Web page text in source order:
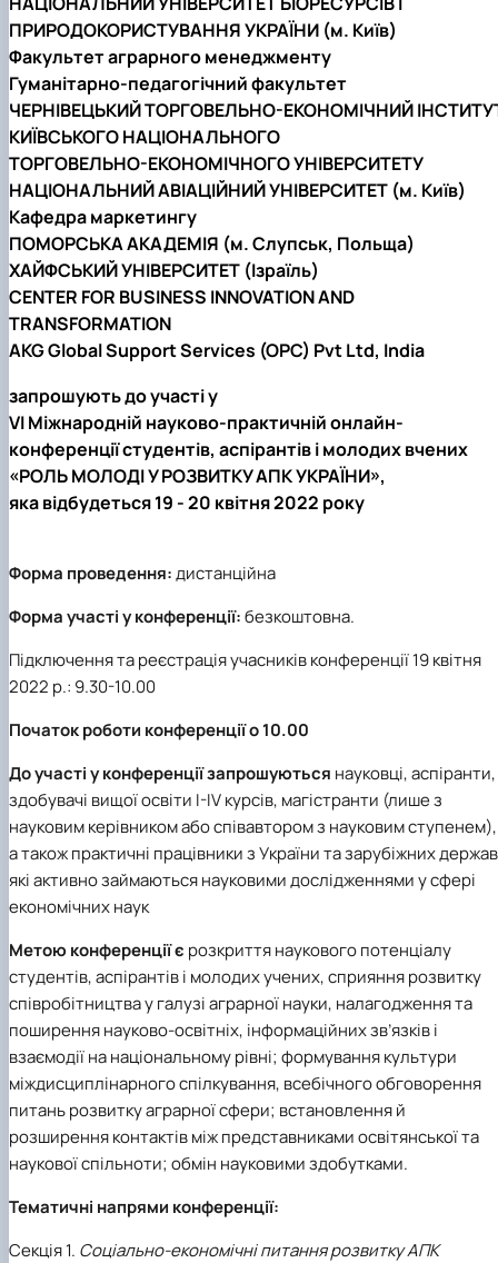
Гурток "Декоративна флористика"
Прес-студія "Ідеал"
Інструментальний ансамбль "Дивосвіт"
Мистецька студія "Вовняні мрії"
Тріо "ТоНіка"
ПРИРОДОКОРИСТУВАННЯ УКРАЇНИ (м. Київ)
Факультет аграрного менеджменту
Гуманітарно-педагогічний факультет
ЧЕРНІВЕЦЬКИЙ ТОРГОВЕЛЬНО-ЕКОНОМІЧНИЙ
КИЇВСЬКОГО НАЦІОНАЛЬНОГО
ТОРГОВЕЛЬНО-ЕКОНОМІЧНОГО УНІВЕРСИТЕТУ
НАЦІОНАЛЬНИЙ АВІАЦІЙНИЙ УНІВЕРСИТЕТ (м. Київ)
Кафедра маркетингу
ПОМОРСЬКА АКАДЕМІЯ (м. Слупськ, Польща)
ХАЙФСЬКИЙ УНІВЕРСИТЕТ (Ізраїль)
CENTER FOR BUSINESS INNOVATION AND
TRANSFORMATION
AKG Global Support Services (OPC) Pvt Ltd, India
запрошують до участі у
VI Міжнародній науково-практичній онлайн-
конференції студентів, аспірантів і молодих вчених
«РОЛЬ МОЛОДІ У РОЗВИТКУ АПК УКРАЇНИ»,
яка відбудеться 19 - 20 квітня 2022 року
Форма проведення:дистанційна
Форма участі у конференції:безкоштовна.
Підключення та реєстрація учасників конференції 19 квітня
2022 р.: 9.30-10.00
Початок роботи конференції о 10.00
До участі у конференції запрошуються науковці, аспіранти,
здобувачі вищої освіти І-ІV курсів, магістранти (лише з
науковим керівником або співавтором з науковим ступенем),
а також практичні працівники з України та зарубіжних
які активно займаються науковими дослідженнями у сфері
економічних наук
Метою конференції є розкриття наукового потенціалу
студентів, аспірантів і молодих учених, сприяння розвитку
співробітництва у галузі аграрної науки, налагодження та
поширення науково-освітніх, інформаційних зв’язків і
взаємодії на національному рівні; формування культури
міждисциплінарного спілкування, всебічного обговорення
питань розвитку аграрної сфери; встановлення й
розширення контактів між представниками освітянської та
наукової спільноти; обмін науковими здобутками.
Тематичні напрями конференції:
Секція 1. Соціально-економічні питання розвитку АПК